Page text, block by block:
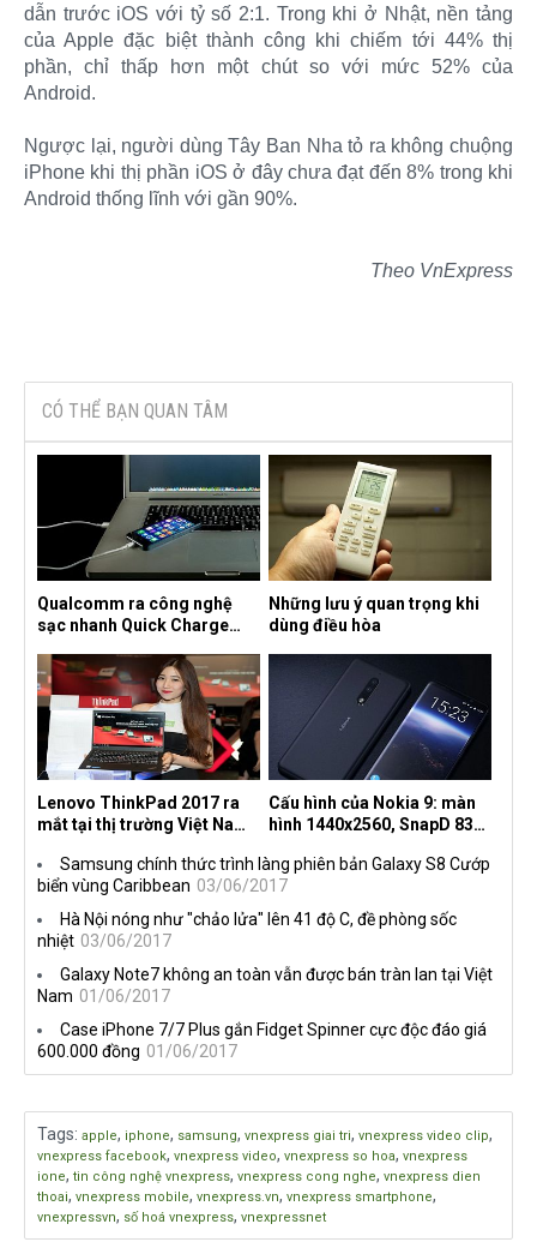
dẫn trước iOS với tỷ số 2:1. Trong khi ở Nhật, nền tảng
của Apple đặc biệt thành công khi chiếm tới 44% thị
phần, chỉ thấp hơn một chút so với mức 52% của
Android.
Ngược lại, người dùng Tây Ban Nha tỏ ra không chuộng
iPhone khi thị phần iOS ở đây chưa đạt đến 8% trong khi
Android thống lĩnh với gần 90%.
Theo VnExpress
CÓ THỂ BẠN QUAN TÂM
Qualcomm ra công nghệ
sạc nhanh Quick Charge
Những lưu ý quan trọng khi
dùng điều hòa
Lenovo ThinkPad 2017 ra
mắt tại thị trường Việt Nam,
Cấu hình của Nokia 9: màn
hình 1440x2560, SnapD 835,
Samsung chính thức trình làng phiên bản Galaxy S8 Cướp
biển vùng Caribbean 03/06/2017
Hà Nội nóng như "chảo lửa" lên 41 độ C, đề phòng sốc
nhiệt 03/06/2017
Galaxy Note7 không an toàn vẫn được bán tràn lan tại Việt
Nam 01/06/2017
Case iPhone 7/7 Plus gắn Fidget Spinner cực độc đáo giá
600.000 đồng 01/06/2017
Tags: apple, iphone, samsung, vnexpress giai tri, vnexpress video clip,
vnexpress facebook, vnexpress video, vnexpress so hoa, vnexpress
ione, tin công nghệ vnexpress, vnexpress cong nghe, vnexpress dien
thoai, vnexpress mobile, vnexpress.vn, vnexpress smartphone,
vnexpressvn, số hoá vnexpress, vnexpressnet